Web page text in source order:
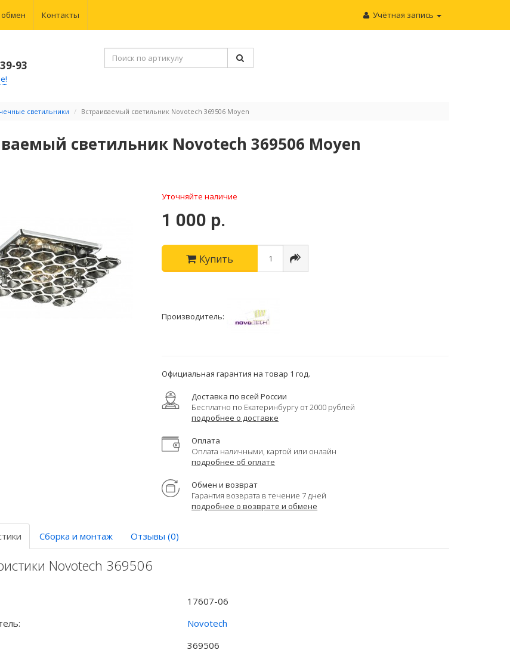
Контакты Учётная запись
93
светильники Встраиваемый светильник Novotech 369506 Moyen
светильник Novotech 369506 Moyen
Уточняйте наличие
1 000 р.
Купить
Производитель:
Официальная гарантия на товар 1 год.
Доставка по всей России
Бесплатно по Екатеринбургу от 2000 рублей
подробнее о доставке
Оплата
Оплата наличными, картой или онлайн
подробнее об оплате
Обмен и возврат
Гарантия возврата в течение 7 дней
подробнее о возврате и обмене
Сборка и монтаж Отзывы (0)
Novotech 369506
17607-06
Novotech
369506